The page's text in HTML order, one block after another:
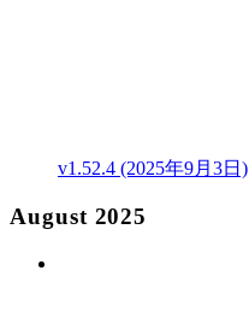
v1.52.4 (2025年9月3日)
August 2025